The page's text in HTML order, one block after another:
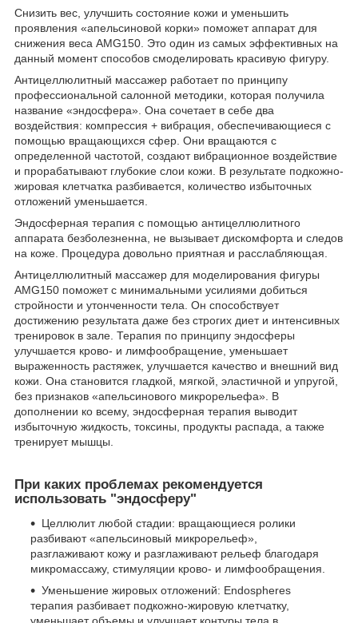
Снизить вес, улучшить состояние кожи и уменьшить
проявления «апельсиновой корки» поможет аппарат для
снижения веса AMG150. Это один из самых эффективных на
данный момент способов смоделировать красивую фигуру.
Антицеллюлитный массажер работает по принципу
профессиональной салонной методики, которая получила
название «эндосфера». Она сочетает в себе два
воздействия: компрессия + вибрация, обеспечивающиеся с
помощью вращающихся сфер. Они вращаются с
определенной частотой, создают вибрационное воздействие
и прорабатывают глубокие слои кожи. В результате подкожно-
жировая клетчатка разбивается, количество избыточных
отложений уменьшается.
Эндосферная терапия с помощью антицеллюлитного
аппарата безболезненна, не вызывает дискомфорта и следов
на коже. Процедура довольно приятная и расслабляющая.
Антицеллюлитный массажер для моделирования фигуры
AMG150 поможет с минимальными усилиями добиться
стройности и утонченности тела. Он способствует
достижению результата даже без строгих диет и интенсивных
тренировок в зале. Терапия по принципу эндосферы
улучшается крово- и лимфообращение, уменьшает
выраженность растяжек, улучшается качество и внешний вид
кожи. Она становится гладкой, мягкой, эластичной и упругой,
без признаков «апельсинового микрорельефа». В
дополнении ко всему, эндосферная терапия выводит
избыточную жидкость, токсины, продукты распада, а также
тренирует мышцы.
При каких проблемах рекомендуется
использовать "эндосферу"
Целлюлит любой стадии: вращающиеся ролики
разбивают «апельсиновый микрорельеф»,
разглаживают кожу и разглаживают рельеф благодаря
микромассажу, стимуляции крово- и лимфообращения.
Уменьшение жировых отложений: Endospheres
терапия разбивает подкожно-жировую клетчатку,
уменьшает объемы и улучшает контуры тела в